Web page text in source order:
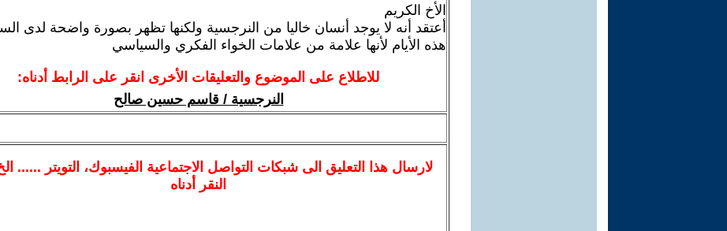
الأخ الكريم
أعتقد أنه لا يوجد أنسان خاليا من النرجسية ولكنها تظهر بصورة واضحة لدى
هذه الأيام لأنها علامة من علامات الخواء الفكري والسياسي
للاطلاع على الموضوع والتعليقات الأخرى انقر على الرابط أدناه:
النرجسية / قاسم حسين صالح
لارسالهذا التعليق الى شبكات التواصل الاجتماعية الفيسبوك، التويتر ......
النقر أدناه